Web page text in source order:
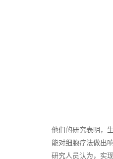
他们的研究表明，
能对细胞疗法做出
研究人员认为，实